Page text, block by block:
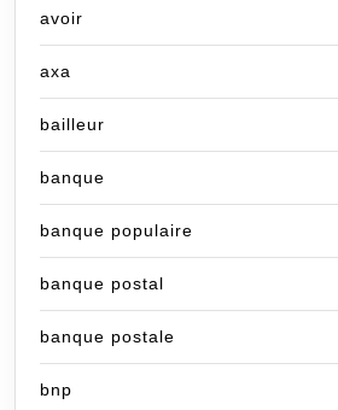
avoir
axa
bailleur
banque
banque populaire
banque postal
banque postale
bnp